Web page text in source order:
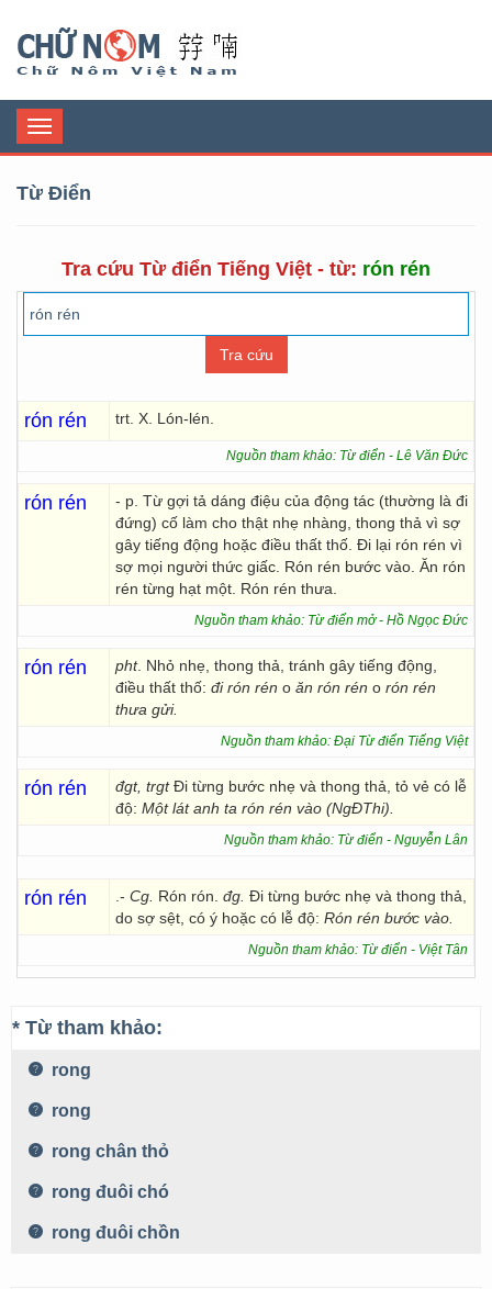
Toggle
navigation
Từ Điển
Tra cứu Từ điển Tiếng Việt - từ: rón rén
rón rén trt. X. Lón-lén.
Nguồn tham khảo: Từ điển - Lê Văn Đức
rón rén
- p. Từ gợi tả dáng điệu của động tác (thường là đi
đứng) cố làm cho thật nhẹ nhàng, thong thả vì sợ
gây tiếng động hoặc điều thất thố. Đi lại rón rén vì
sợ mọi người thức giấc. Rón rén bước vào. Ăn rón
rén từng hạt một. Rón rén thưa.
Nguồn tham khảo: Từ điển mở - Hồ Ngọc Đức
rón rén pht. Nhỏ nhẹ, thong thả, tránh gây tiếng động,
điều thất thố: đi rón rén o ăn rón rén o rón rén
thưa gửi.
Nguồn tham khảo: Đại Từ điển Tiếng Việt
rón rén đgt, trgtĐi từng bước nhẹ và thong thả, tỏ vẻ có lễ
độ: Một lát anh ta rón rén vào (NgĐThi).
Nguồn tham khảo: Từ điển - Nguyễn Lân
rón rén .- Cg. Rón rón. đg. Đi từng bước nhẹ và thong thả,
do sợ sệt, có ý hoặc có lễ độ: Rón rén bước vào.
Nguồn tham khảo: Từ điển - Việt Tân
* Từ tham khảo:
rong
rong
rong chân thỏ
rong đuôi chó
rong đuôi chồn